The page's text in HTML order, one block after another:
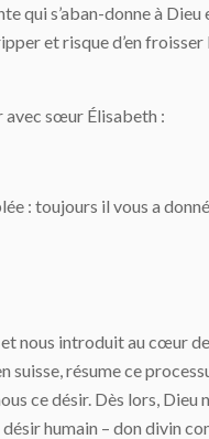
s’aban-donne à Dieu
et risque d’en
avec sœur Élisabeth :
: toujours il vous a
nous introduit au cœur
résume ce
ce désir. Dès lors,
humain – don divin